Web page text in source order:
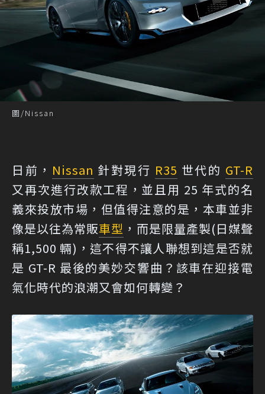
圖/Nissan
日前， Nissan 針對現行 R35 世代的 GT-R
又再次進行改款工程，並且用 25 年式的名
義來投放市場，但值得注意的是，本車並非
像是以往為常販車型 ，而是限量產製(日媒聲
稱1,500 輛)，這不得不讓人聯想到這是否就
是 GT-R 最後的美妙交響曲？該車在迎接電
氣化時代的浪潮又會如何轉變？